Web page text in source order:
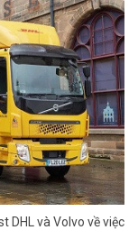
DHL và Volvo về việc